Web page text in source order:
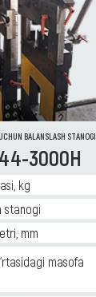
BALANSLASH STANOGI
3000H
kg
stanogi
mm
masofa